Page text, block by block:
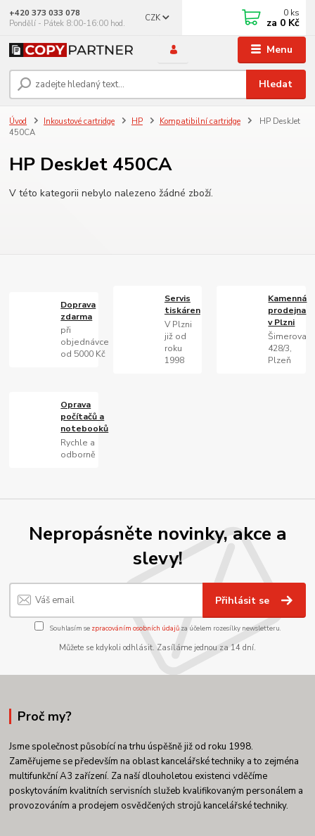
Menu
CZK
Hledat
+420 373 033 078
Pondělí - Pátek 8:00-16:00 hod.
0 ks
za 0 Kč
Úvod Inkoustové cartridge HP Kompatibilní cartridge
HP DeskJet
450CA
HP DeskJet 450CA
V této kategorii nebylo nalezeno žádné zboží.
Doprava
zdarma
při
objednávce
od 5000 Kč
Servis
tiskáren
V Plzni
již od
roku
1998
Kamenná
prodejna
v Plzni
Šimerova
428/3,
Plzeň
Oprava
počítačů a
notebooků
Rychle a
odborně
Nepropásněte novinky, akce a
slevy!
Přihlásit se
Souhlasím se zpracováním osobních údajůza účelem rozesílky newsletteru.
Můžete se kdykoli odhlásit. Zasíláme jednou za 14 dní.
Proč my?
Jsme společnost působící na trhu úspěšně již od roku 1998.
Zaměřujeme se především na oblast kancelářské techniky a to zejména
multifunkční A3 zařízení. Za naší dlouholetou existenci vděčíme
poskytováním kvalitních servisních služeb kvalifikovaným personálem a
provozováním a prodejem osvědčených strojů kancelářské techniky.